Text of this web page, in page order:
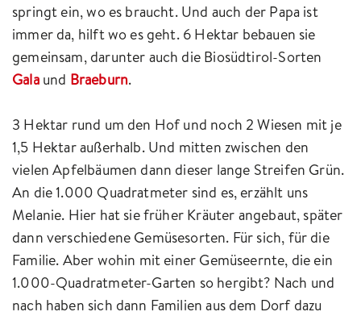
springt ein, wo es braucht. Und auch der Papa ist
immer da, hilft wo es geht. 6 Hektar bebauen sie
gemeinsam, darunter auch die Biosüdtirol-Sorten
Galaund Braeburn.
3 Hektar rund um den Hof und noch 2 Wiesen mit je
1,5 Hektar außerhalb. Und mitten zwischen den
vielen Apfelbäumen dann dieser lange Streifen Grün.
An die 1.000 Quadratmeter sind es, erzählt uns
Melanie. Hier hat sie früher Kräuter angebaut, später
dann verschiedene Gemüsesorten. Für sich, für die
Familie. Aber wohin mit einer Gemüseernte, die ein
1.000-Quadratmeter-Garten so hergibt? Nach und
nach haben sich dann Familien aus dem Dorf dazu